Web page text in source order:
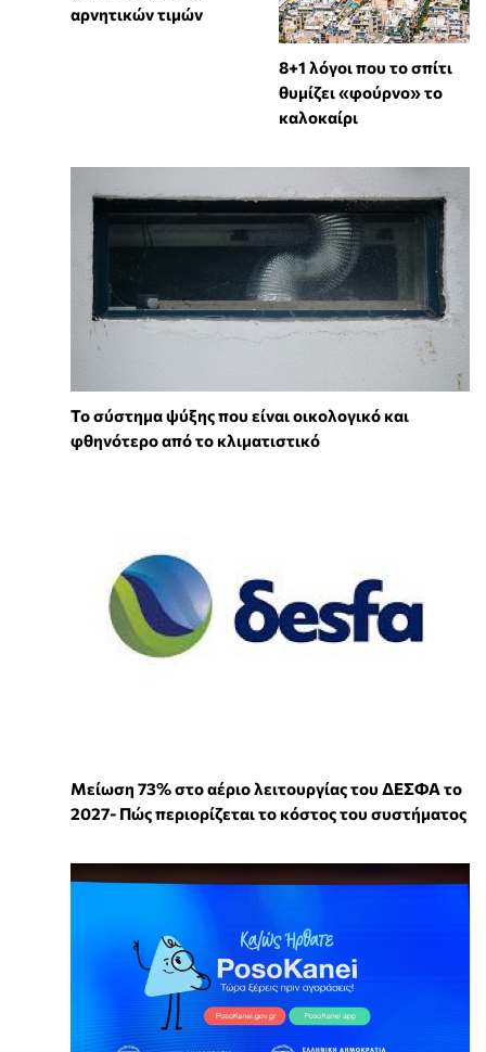
αρνητικών τιμών
8+1 λόγοι που το σπίτι
θυμίζει «φούρνο» το
καλοκαίρι
Το σύστημα ψύξης που είναι οικολογικό και
φθηνότερο από το κλιματιστικό
Μείωση 73% στο αέριο λειτουργίας του ΔΕΣΦΑ το
2027- Πώς περιορίζεται το κόστος του συστήματος